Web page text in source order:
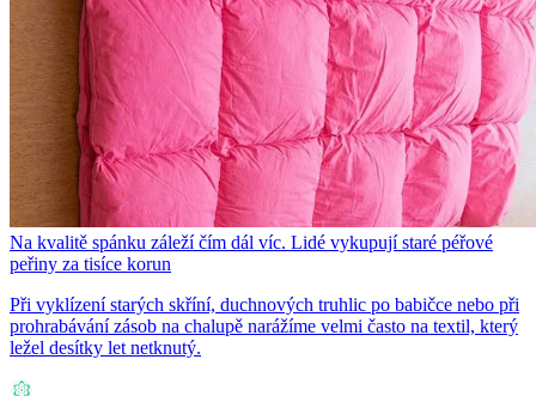
Na kvalitě spánku záleží čím dál víc. Lidé vykupují staré péřové
peřiny za tisíce korun
Při vyklízení starých skříní, duchnových truhlic po babičce nebo při
prohrabávání zásob na chalupě narážíme velmi často na textil, který
ležel desítky let netknutý.